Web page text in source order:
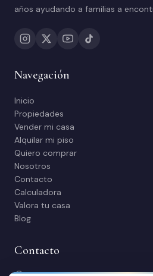
años ayudando a familias a
Navegación
Inicio
Propiedades
Vender mi casa
Alquilar mi piso
Quiero comprar
Nosotros
Contacto
Calculadora
Valora tu casa
Blog
Contacto